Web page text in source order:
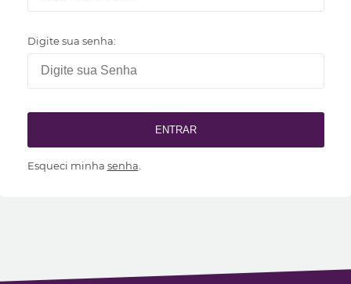
Digite sua senha:
ENTRAR
Esqueci minha senha